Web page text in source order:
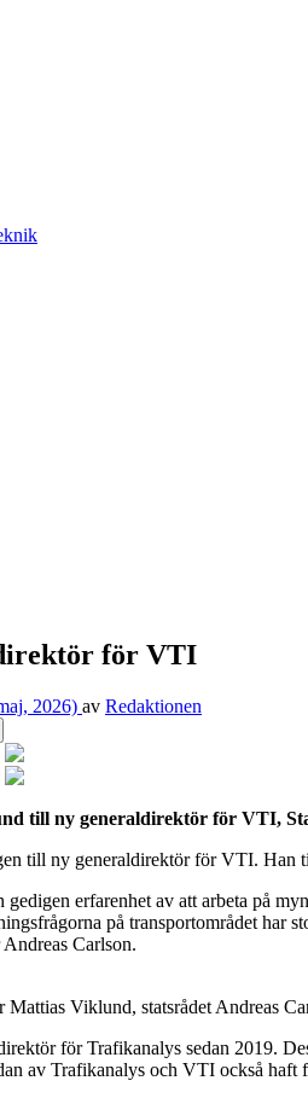
för VTI
2026) av Redaktionen
till ny generaldirektör för VTI,
till ny generaldirektör för VTI. Han
erfarenhet av att arbeta på
på transportområdet har
Carlson.
Viklund, statsrådet Andreas
för Trafikanalys sedan 2019.
av Trafikanalys och VTI också haft